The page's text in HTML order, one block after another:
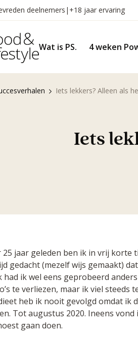
deelnemers | +18 jaar ervaring
Wat is PS. 4 weken
Iets lekkers? Alleen als
Iets
25 jaar geleden ben ik in vrij korte
gedacht (mezelf wijs gemaakt)
ik wel eens geprobeerd
te verliezen, maar ik viel steeds
heb ik nooit gevolgd omdat ik
Tot augustus 2020. Ineens
gaan doen.